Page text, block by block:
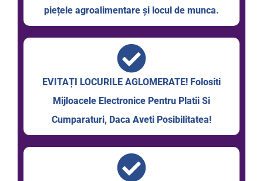
piețele agroalimentare și locul de munca.
EVITAȚI LOCURILE AGLOMERATE! Folositi
Mijloacele Electronice Pentru Platii Si
Cumparaturi, Daca Aveti Posibilitatea!